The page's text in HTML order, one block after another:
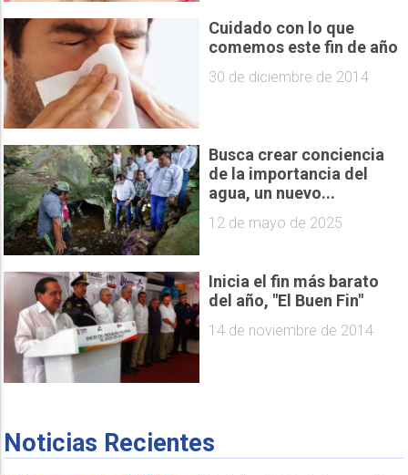
Cuidado con lo que
comemos este fin de año
30 de diciembre de 2014
Busca crear conciencia
de la importancia del
agua, un nuevo...
12 de mayo de 2025
Inicia el fin más barato
del año, "El Buen Fin"
14 de noviembre de 2014
Noticias Recientes